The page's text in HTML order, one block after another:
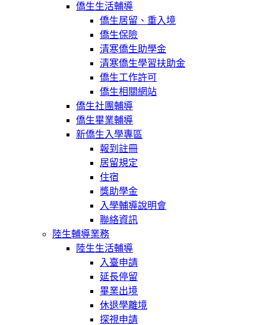
僑生生活輔導
僑生居留、重入境
僑生保險
清寒僑生助學金
清寒僑生學習扶助金
僑生工作許可
僑生相關網站
僑生社團輔導
僑生畢業輔導
新僑生入學專區
報到註冊
居留規定
住宿
獎助學金
入學輔導說明會
聯絡資訊
陸生輔導業務
陸生生活輔導
入臺申請
延長停留
畢業出境
休退學離境
探視申請